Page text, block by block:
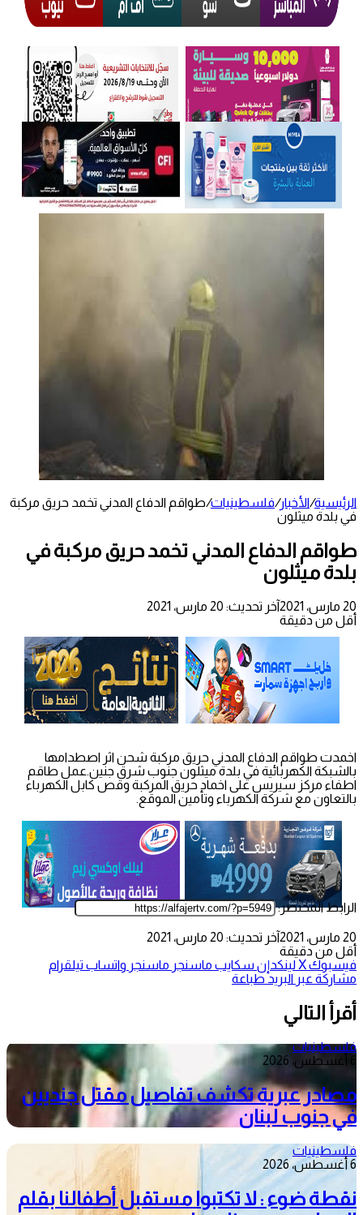
الرئيسية/الأخبار/فلسطينيات/طواقم الدفاع المدني تخمد حريق مركبة
في بلدة ميثلون
طواقم الدفاع المدني تخمد حريق مركبة في
بلدة ميثلون
20 مارس، 2021
آخر تحديث: 20 مارس، 2021
أقل من دقيقة
اخمدت طواقم الدفاع المدني حريق مركبة شحن اثر اصطدامها
بالشبكة الكهربائية في بلدة ميثلون جنوب شرق جنين.عمل طاقم
اطفاء مركز سيريس على اخماد حريق المركبة وقص كابل الكهرباء
بالتعاون مع شركة الكهرباء وتأمين الموقع.
الرابط المختصر:
20 مارس، 2021
آخر تحديث: 20 مارس، 2021
أقل من دقيقة
فيسبوك‫Xلينكدإن سكايب ماسنجر ماسنجر واتساب تيلقرام
مشاركة عبر البريد طباعة
أقرأ التالي
فلسطينيات
6 أغسطس، 2026
مصادر عبرية تكشف تفاصيل مقتل جنديين
في جنوب لبنان
فلسطينيات
6 أغسطس، 2026
نقطة ضوء : لا تكتبوا مستقبل أطفالنا بقلم